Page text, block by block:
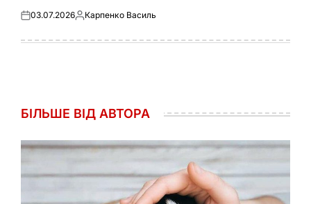
Оприлюднено
03.07.2026Опубліковано
Карпенко Василь
БІЛЬШЕ ВІД АВТОРА